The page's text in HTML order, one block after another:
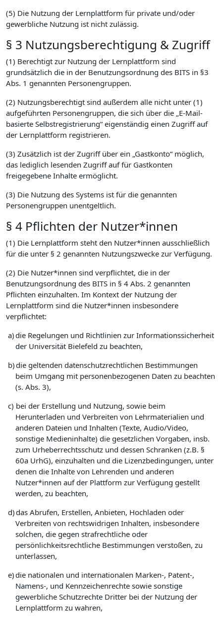
(5) Die Nutzung der Lernplattform für private und/oder
gewerbliche Nutzung ist nicht zulässig.
§ 3 Nutzungsberechtigung & Zugriff
(1) Berechtigt zur Nutzung der Lernplattform sind
grundsätzlich die in der Benutzungsordnung des BITS in §3
Abs. 1 genannten Personengruppen.
(2) Nutzungsberechtigt sind außerdem alle nicht unter (1)
aufgeführten Personengruppen, die sich über die „E-Mail-
basierte Selbstregistrierung“ eigenständig einen Zugriff auf
der Lernplattform registrieren.
(3) Zusätzlich ist der Zugriff über ein „Gastkonto“ möglich,
das lediglich lesenden Zugriff auf für Gastkonten
freigegebene Inhalte ermöglicht.
(3) Die Nutzung des Systems ist für die genannten
Personengruppen unentgeltlich.
§ 4 Pflichten der Nutzer*innen
(1) Die Lernplattform steht den Nutzer*innen ausschließlich
für die unter § 2 genannten Nutzungszwecke zur Verfügung.
(2) Die Nutzer*innen sind verpflichtet, die in der
Benutzungsordnung des BITS in § 4 Abs. 2 genannten
Pflichten einzuhalten. Im Kontext der Nutzung der
Lernplattform sind die Nutzer*innen insbesondere
verpflichtet:
a)die Regelungen und Richtlinien zur Informationssicherheit
der Universität Bielefeld zu beachten,
b)die geltenden datenschutzrechtlichen Bestimmungen
beim Umgang mit personenbezogenen Daten zu beachten
(s. Abs. 3),
c) bei der Erstellung und Nutzung, sowie beim
Herunterladen und Verbreiten von Lehrmaterialien und
anderen Dateien und Inhalten (Texte, Audio/Video,
sonstige Medieninhalte) die gesetzlichen Vorgaben, insb.
zum Urheberrechtsschutz und dessen Schranken (z.B. §
60a UrhG), einzuhalten und die Lizenzbedingungen, unter
denen die Inhalte von Lehrenden und anderen
Nutzer*innen auf der Plattform zur Verfügung gestellt
werden, zu beachten,
d)das Abrufen, Erstellen, Anbieten, Hochladen oder
Verbreiten von rechtswidrigen Inhalten, insbesondere
solchen, die gegen strafrechtliche oder
persönlichkeitsrechtliche Bestimmungen verstoßen, zu
unterlassen,
e)die nationalen und internationalen Marken-, Patent-,
Namens-, und Kennzeichenrechte sowie sonstige
gewerbliche Schutzrechte Dritter bei der Nutzung der
Lernplattform zu wahren,